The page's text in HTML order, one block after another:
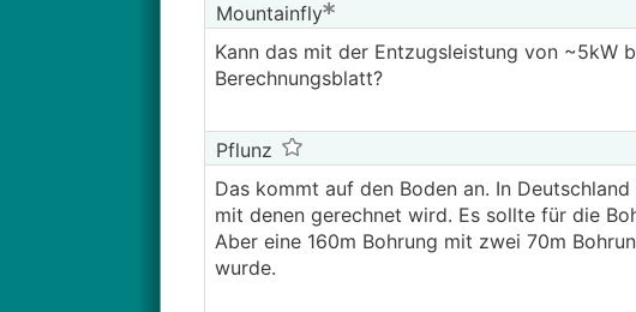
Mountainfly
Kann das mit der Entzugsleistung von ~5kW
Berechnungsblatt?
Pflunz
Das kommt auf den Boden an. In
mit denen gerechnet wird. Es sollte für die
Aber eine 160m Bohrung mit zwei 70m
wurde.